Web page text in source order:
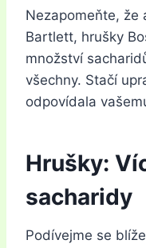
Nezapomeňte, že
Bartlett, hrušky
množství
všechny. Stačí
odpovídala
Hrušky:
sacharidy
Podívejme se